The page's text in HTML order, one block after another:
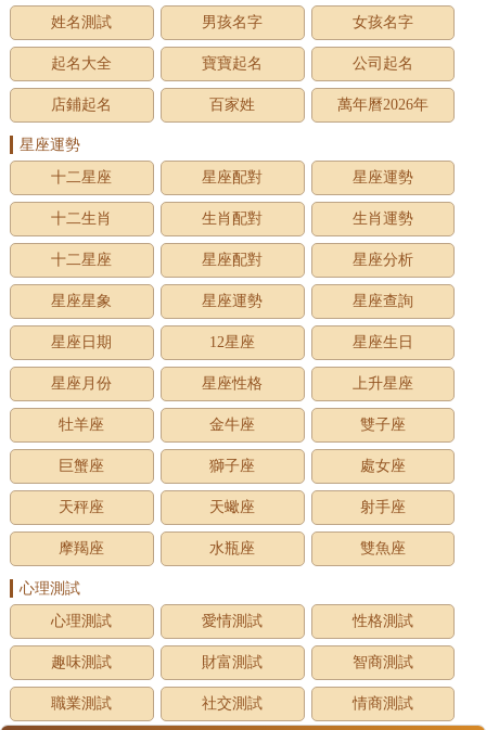
姓名測試
男孩名字 女孩名字
起名大全 寶寶起名 公司起名
店鋪起名 百家姓 萬年曆2026年
星座運勢
十二星座
星座配對 星座運勢
十二生肖 生肖配對 生肖運勢
十二星座 星座配對 星座分析
星座星象 星座運勢 星座查詢
星座日期 12星座 星座生日
星座月份 星座性格 上升星座
牡羊座 金牛座 雙子座
巨蟹座 獅子座 處女座
天秤座 天蠍座 射手座
摩羯座 水瓶座 雙魚座
心理測試
心理測試
愛情測試 性格測試
趣味測試 財富測試 智商測試
職業測試 社交測試 情商測試